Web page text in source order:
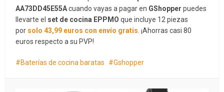
AA73DD45E55Acuando vayas a pagar en GShopperpuedes
llevarte el set de cocina EPPMO que incluye 12 piezas
por solo 43,99 euros con envío gratis . ¡Ahorras casi 80
euros respecto a su PVP!
Baterías de cocina baratas Gshopper